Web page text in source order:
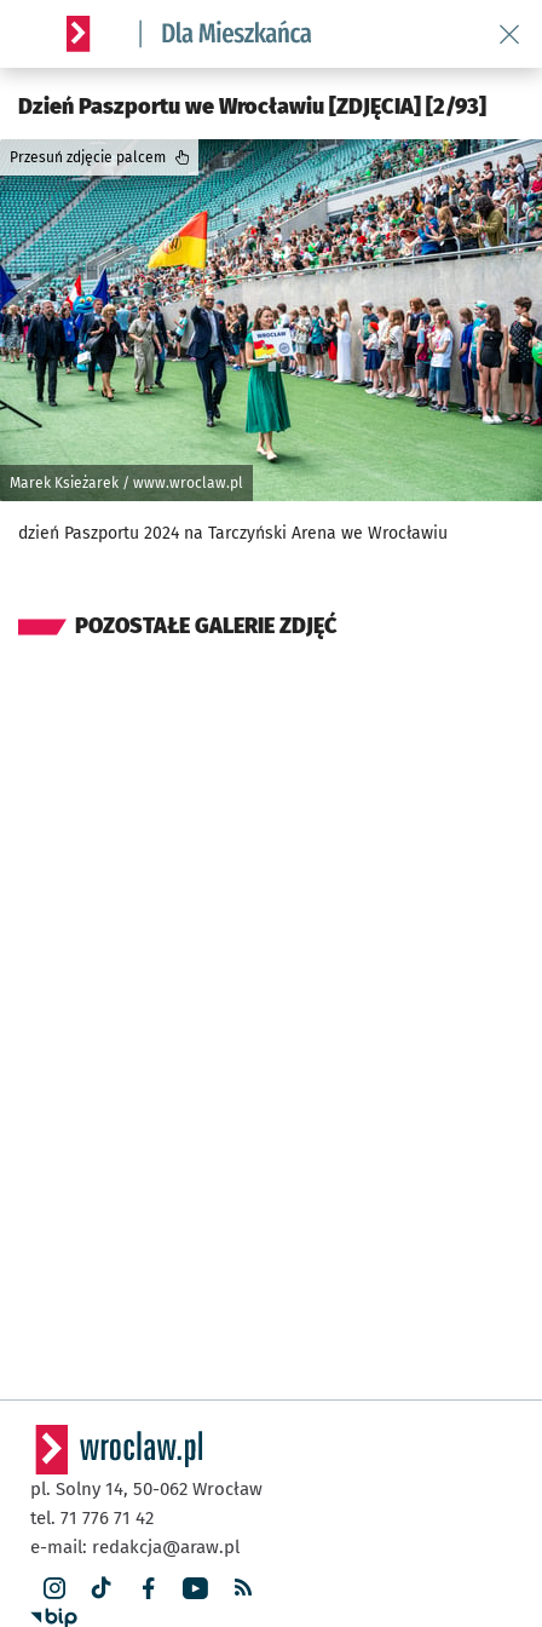
Serwis informacyjny wroclaw.pl podserwis: Dla mieszkańca
Dzień Paszportu we Wrocławiu [ZDJĘCIA] [2/93]
Marek Ksieżarek / www.wroclaw.pl
Przesuń zdjęcie palcem
dzień Paszportu 2024 na Tarczyński Arena we Wrocławiu
POZOSTAŁE GALERIE ZDJĘĆ
pl. Solny 14, 50-062 Wrocław
tel. 71 776 71 42
e-mail: redakcja@araw.pl